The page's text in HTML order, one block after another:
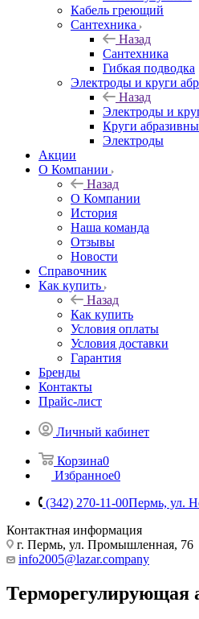
Кабель греющий
Сантехника
Назад
Сантехника
Гибкая подводка
Электроды и круги
Назад
Электроды и
Круги
Электроды
Акции
О Компании
Назад
О Компании
История
Наша команда
Отзывы
Новости
Справочник
Как купить
Назад
Как купить
Условия оплаты
Условия доставки
Гарантия
Бренды
Контакты
Прайс-лист
Личный кабинет
Корзина0
Избранное0
(342) 270-11-00Пермь, ул.
Контактная информация
г. Пермь, ул. Промышленная, 76
info2005@lazar.company
Терморегулирующая